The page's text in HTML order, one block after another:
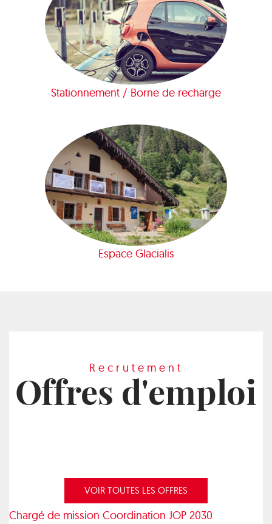
Stationnement / Borne de recharge
Espace Glacialis
Recrutement
Offres d'emploi
VOIR TOUTES LES OFFRES
Chargé de mission Coordination JOP 2030